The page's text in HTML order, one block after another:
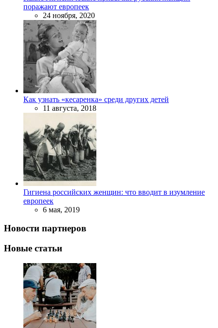
поражают европеек
24 ноября, 2020
Как узнать «кесаренка» среди других детей
11 августа, 2018
Гигиена российских женщин: что вводит в изумление
европеек
6 мая, 2019
Новости партнеров
Новые статьи